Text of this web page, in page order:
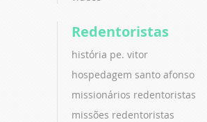
Redentoristas
história pe. vitor
hospedagem santo afonso
missionários redentoristas
missões redentoristas